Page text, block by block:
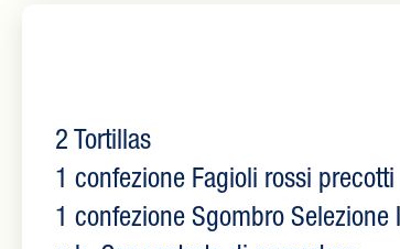
2 Tortillas
1 confezione Fagioli rossi precotti
1 confezione Sgombro Selezione